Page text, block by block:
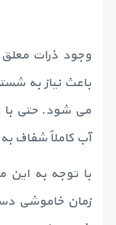
وجود ذرات معلق
باعث نیاز به
آب کاملاً شفاف
با توجه به این